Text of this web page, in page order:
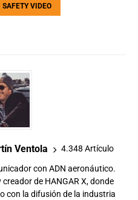
SAFETY VIDEO
Ventola 4.348 Artículo
con ADN aeronáutico.
de HANGAR X, donde
con la difusión de la industria